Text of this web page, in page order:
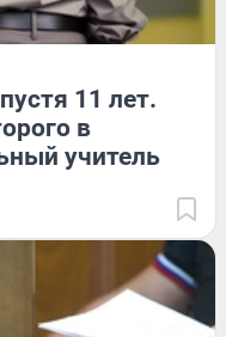
11 лет.
в
учитель